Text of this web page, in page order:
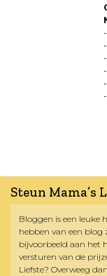
-
-
-
-
-
-
Steun Mama’s
Bloggen is een leuke
hebben van een
bijvoorbeeld aan het
versturen van de
Liefste? Overweeg